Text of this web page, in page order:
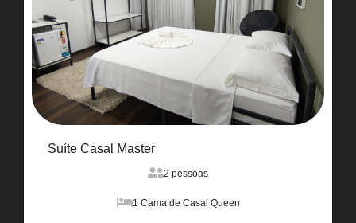
Suíte Casal Master
2 pessoas
1 Cama de Casal Queen